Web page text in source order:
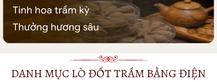
DANH MỤC LÒ ĐỐT TRẦM BẰNG ĐIỆN